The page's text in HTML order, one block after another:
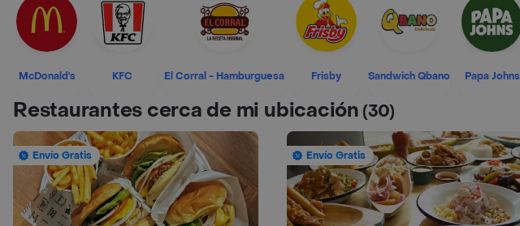
McDonald's KFC El Corral - Hamburguesa Frisby Sandwich Qbano Papa Johns
Restaurantes cerca de mi ubicación(30)
Envío Gratis Envío Gratis